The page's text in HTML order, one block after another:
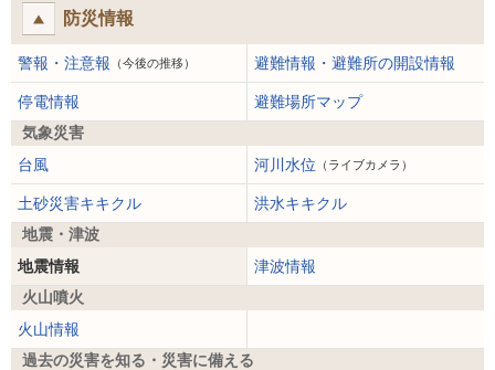
防災情報
警報・注意報 （今後の推移） 避難情報・避難所の開設情報
停電情報
避難場所マップ
気象災害
台風
河川水位 （ライブカメラ）
土砂災害キキクル
洪水キキクル
地震・津波
地震情報
津波情報
火山噴火
火山情報
過去の災害を知る・災害に備える